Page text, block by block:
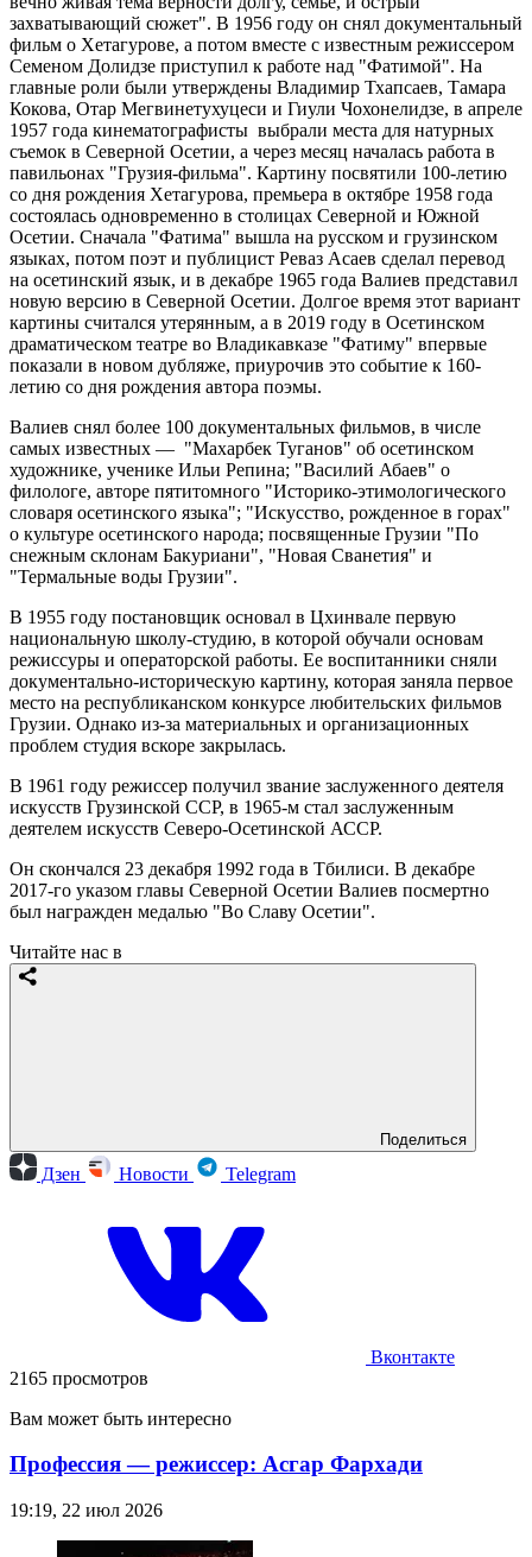
захватывающий сюжет". В 1956 году он снял документальный
фильм о Хетагурове, а потом вместе с известным режиссером
Семеном Долидзе приступил к работе над "Фатимой". На
главные роли были утверждены Владимир Тхапсаев, Тамара
Кокова, Отар Мегвинетухуцеси и Гиули Чохонелидзе, в апреле
1957 года кинематографисты выбрали места для натурных
съемок в Северной Осетии, а через месяц началась работа в
павильонах "Грузия-фильма". Картину посвятили 100-летию
со дня рождения Хетагурова, премьера в октябре 1958 года
состоялась одновременно в столицах Северной и Южной
Осетии. Сначала "Фатима" вышла на русском и грузинском
языках, потом поэт и публицист Реваз Асаев сделал перевод
на осетинский язык, и в декабре 1965 года Валиев представил
новую версию в Северной Осетии. Долгое время этот вариант
картины считался утерянным, а в 2019 году в Осетинском
драматическом театре во Владикавказе "Фатиму" впервые
показали в новом дубляже, приурочив это событие к 160-
летию со дня рождения автора поэмы.
Валиев снял более 100 документальных фильмов, в числе
самых известных — "Махарбек Туганов" об осетинском
художнике, ученике Ильи Репина; "Василий Абаев" о
филологе, авторе пятитомного "Историко-этимологического
словаря осетинского языка"; "Искусство, рожденное в горах"
о культуре осетинского народа; посвященные Грузии "По
снежным склонам Бакуриани", "Новая Сванетия" и
"Термальные воды Грузии".
В 1955 году постановщик основал в Цхинвале первую
национальную школу-студию, в которой обучали основам
режиссуры и операторской работы. Ее воспитанники сняли
документально-историческую картину, которая заняла первое
место на республиканском конкурсе любительских фильмов
Грузии. Однако из-за материальных и организационных
проблем студия вскоре закрылась.
В 1961 году режиссер получил звание заслуженного деятеля
искусств Грузинской ССР, в 1965-м стал заслуженным
деятелем искусств Северо-Осетинской АССР.
Он скончался 23 декабря 1992 года в Тбилиси. В декабре
2017-го указом главы Северной Осетии Валиев посмертно
был награжден медалью "Во Славу Осетии".
Читайте нас в
Поделиться
Дзен Новости Telegram
Вконтакте
2165 просмотров
Вам может быть интересно
Профессия — режиссер: Асгар Фархади
19:19, 22 июл 2026